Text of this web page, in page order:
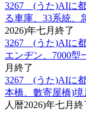
3267 (うた)AIに
る車庫、33系統、
2026)年七月終了
3267 (うた)AIに
エンヂン、7000型
月終了
3267 (うた)AIに都
本橋、數寄屋橋)
人暦2026)年七月終